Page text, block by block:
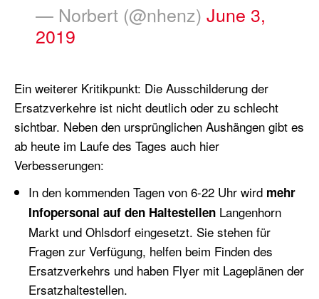
— Norbert (@nhenz) June 3,
2019
Ein weiterer Kritikpunkt: Die Ausschilderung der
Ersatzverkehre ist nicht deutlich oder zu schlecht
sichtbar. Neben den ursprünglichen Aushängen gibt es
ab heute im Laufe des Tages auch hier
Verbesserungen:
In den kommenden Tagen von 6-22 Uhr wird mehr
Infopersonal auf den Haltestellen Langenhorn
Markt und Ohlsdorf eingesetzt. Sie stehen für
Fragen zur Verfügung, helfen beim Finden des
Ersatzverkehrs und haben Flyer mit Lageplänen der
Ersatzhaltestellen.